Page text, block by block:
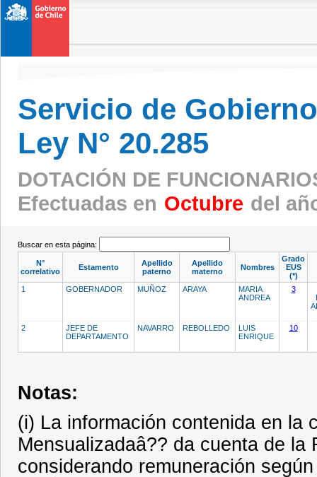
Servicio de
Ley N° 20.285
DOTACIÓN DE
Efectuadas en Octubre del
Buscar en esta página:
N°
correlativo
Estamento
Apellido
paterno
Apellido
materno
Nombres
Grado
EUS
(*)
1
GOBERNADOR MUÑOZ ARAYA
MARIA
ANDREA
3
2
JEFE DE
DEPARTAMENTO
NAVARRO REBOLLEDO
LUIS
ENRIQUE
10
Notas:
(i) La información contenida en la
Mensualizadaâ?? da cuenta de
considerando remuneración